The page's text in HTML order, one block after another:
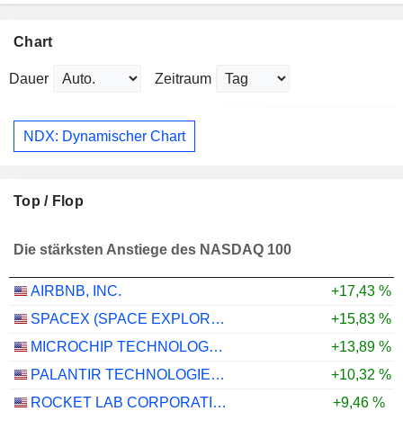
Chart
Dauer Zeitraum
NDX: Dynamischer Chart
Top / Flop
Die stärksten Anstiege des NASDAQ 100
AIRBNB, INC.
+17,43 %
SPACEX (SPACE EXPLORATION TECHNOLOGIES)
+15,83 %
MICROCHIP TECHNOLOGY INCORPORATED
+13,89 %
PALANTIR TECHNOLOGIES INC.
+10,32 %
ROCKET LAB CORPORATION
+9,46 %